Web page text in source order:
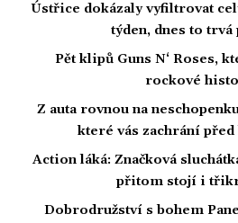
Ústřice dokázaly vyfiltrovat
týden, dnes to
Pět klipů Guns N‘ Roses,
rockové
Z auta rovnou na
které vás zachrání
Action láká: Značková
přitom stojí i
Dobrodružství s bohem